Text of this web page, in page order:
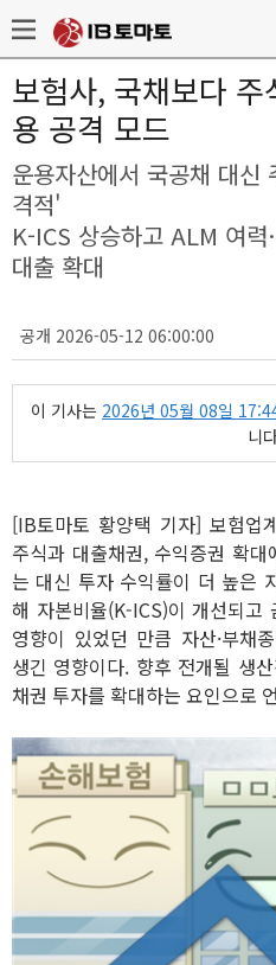
보험사, 국채보다
용 공격 모드
운용자산에서 국공채 대
격적'
K-ICS 상승하고 ALM 여
대출 확대
공개 2026-05-12 06:00:00
이 기사는 2026년 05월 08일
니
[IB토마토 황양택 기자] 보험업
주식과 대출채권, 수익증권 확
는 대신 투자 수익률이 더 높은
해 자본비율(K-ICS)이 개선되고
영향이 있었던 만큼 자산·부채
생긴 영향이다. 향후 전개될 생
채권 투자를 확대하는 요인으로